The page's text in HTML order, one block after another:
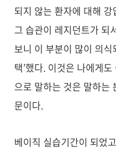
되지 않는 환자에 대해
그 습관이 레지던트가 되
보니 이 부분이 많이 의식
택’했다. 이것은 나에게
으로 말하는 것은 말하는
문이다.
베이직 실습기간이 되었